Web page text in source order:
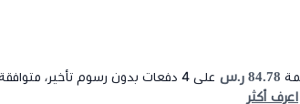
84.78 ر.س على 4 دفعات بدون رسوم تأخير،
اعرف أكثر